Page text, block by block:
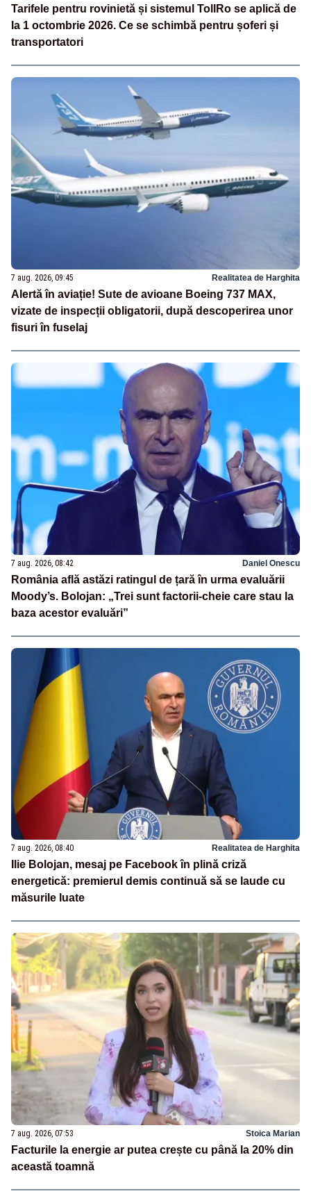
Tarifele pentru rovinietă și sistemul TollRo se aplică de
la 1 octombrie 2026. Ce se schimbă pentru șoferi și
transportatori
7 aug. 2026, 09:45 Realitatea de Harghita
Alertă în aviație! Sute de avioane Boeing 737 MAX,
vizate de inspecții obligatorii, după descoperirea unor
fisuri în fuselaj
7 aug. 2026, 08:42 Daniel Onescu
România află astăzi ratingul de țară în urma evaluării
Moody’s. Bolojan: „Trei sunt factorii-cheie care stau la
baza acestor evaluări”
7 aug. 2026, 08:40 Realitatea de Harghita
Ilie Bolojan, mesaj pe Facebook în plină criză
energetică: premierul demis continuă să se laude cu
măsurile luate
7 aug. 2026, 07:53 Stoica Marian
Facturile la energie ar putea crește cu până la 20% din
această toamnă